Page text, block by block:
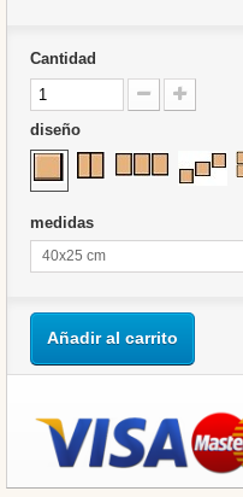
Cantidad
diseño
medidas
40x25 cm
Añadir al carrito